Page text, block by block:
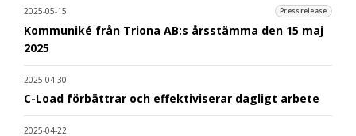
2025-05-15 Pressrelease
Kommuniké från Triona AB:s årsstämma den 15 maj
2025
2025-04-30
C-Load förbättrar och effektiviserar dagligt arbete
2025-04-22